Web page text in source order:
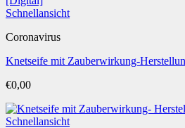
Schnellansicht
Coronavirus
Knetseife mit Zauberwirkung-
€0,00
Schnellansicht